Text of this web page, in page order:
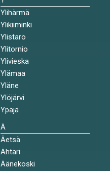
Ylihärmä
Ylikiiminki
Ylistaro
Ylitornio
Ylivieska
Ylämaa
Yläne
Ylöjärvi
Ypäjä
Ä
Äetsä
Ähtäri
Äänekoski